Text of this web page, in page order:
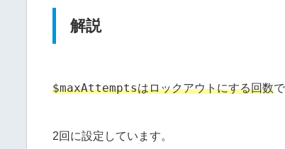
解説
$maxAttemptsはロックアウトにする回数
2回に設定しています。